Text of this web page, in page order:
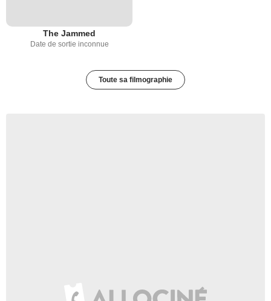
The Jammed
Date de sortie inconnue
Toute sa filmographie